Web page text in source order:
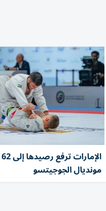
مونديال الجوجيتسو